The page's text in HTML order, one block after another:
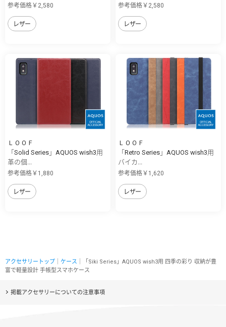
参考価格￥2,580
レザー
参考価格￥2,580
レザー
ＬＯＯＦ
「Solid Series」AQUOS wish3用
革の個...
参考価格￥1,880
レザー
ＬＯＯＦ
「Retro Series」AQUOS wish3用
バイカ...
参考価格￥1,620
レザー
アクセサリートップ ケース ｜「Siki Series」AQUOS wish3用 四季の彩り 収納が豊
富で軽量設計 手帳型スマホケース
掲載アクセサリーについての注意事項